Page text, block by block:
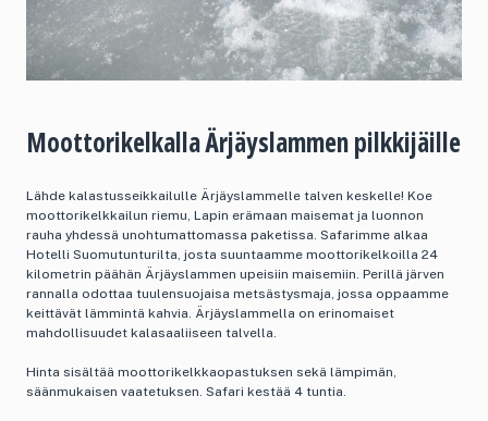
Moottorikelkalla Ärjäyslammen pilkkijäille
Lähde kalastusseikkailulle Ärjäyslammelle talven keskelle! Koe
moottorikelkkailun riemu, Lapin erämaan maisemat ja luonnon
rauha yhdessä unohtumattomassa paketissa. Safarimme alkaa
Hotelli Suomutunturilta, josta suuntaamme moottorikelkoilla 24
kilometrin päähän Ärjäyslammen upeisiin maisemiin. Perillä järven
rannalla odottaa tuulensuojaisa metsästysmaja, jossa oppaamme
keittävät lämmintä kahvia. Ärjäyslammella on erinomaiset
mahdollisuudet kalasaaliiseen talvella.
Hinta sisältää moottorikelkkaopastuksen sekä lämpimän,
säänmukaisen vaatetuksen. Safari kestää 4 tuntia.